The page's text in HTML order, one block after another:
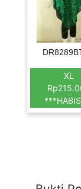
XL